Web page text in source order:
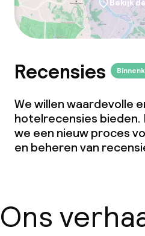
Bekijk
Recensies
We willen waardevolle
hotelrecensies bieden.
we een nieuw proces
en beheren van
Ons